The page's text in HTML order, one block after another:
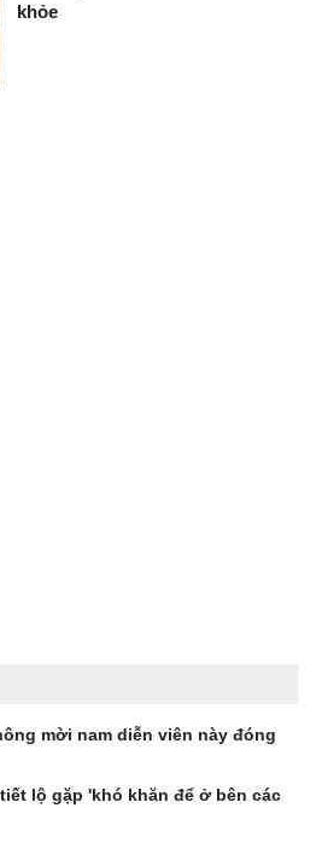
khỏe
mời nam diễn viên này đóng
lộ gặp 'khó khăn để ở bên các